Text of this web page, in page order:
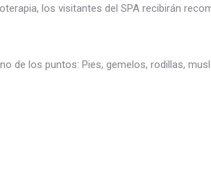
los visitantes del SPA recibirán
de los puntos: Pies, gemelos, rodillas,